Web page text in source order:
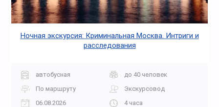
Ночная экскурсия: Криминальная Москва. Интриги и
расследования
автобусная
до 40 человек
По маршруту
Экскурсовод
06.08.2026
4 часа